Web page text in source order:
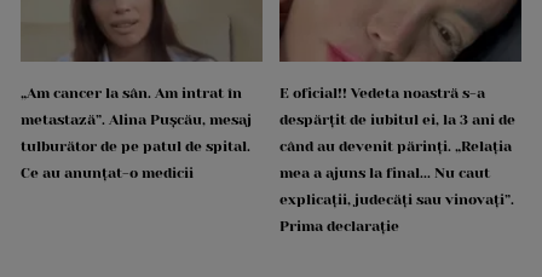
„Am cancer la sân. Am intrat în
metastază”. Alina Pușcău, mesaj
tulburător de pe patul de spital.
Ce au anunțat-o medicii
E oficial!! Vedeta noastră s-a
despărțit de iubitul ei, la 3 ani de
când au devenit părinți. „Relația
mea a ajuns la final... Nu caut
explicații, judecăți sau vinovați”.
Prima declarație